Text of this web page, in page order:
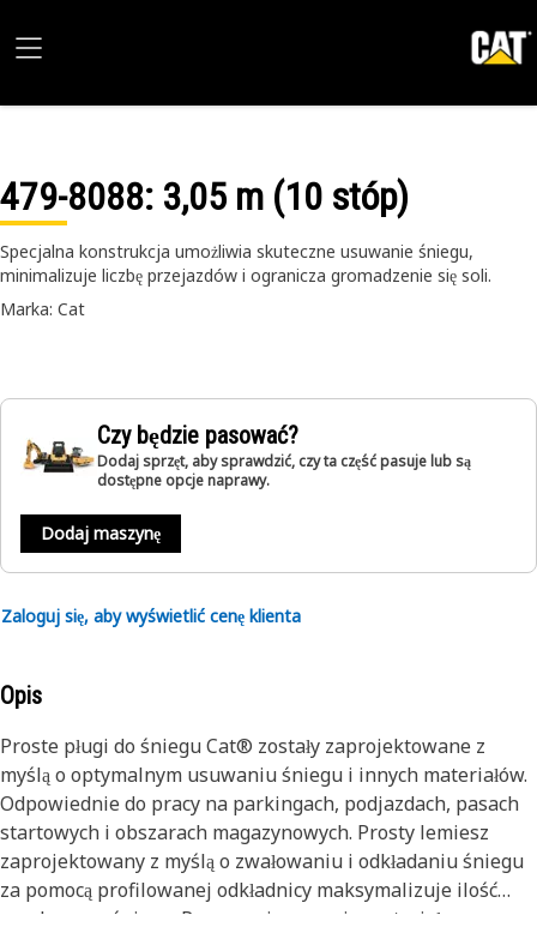
479-8088: 3,05 m (10 stóp)
Specjalna konstrukcja umożliwia skuteczne usuwanie śniegu,
minimalizuje liczbę przejazdów i ogranicza gromadzenie się soli.
Marka: Cat
Czy będzie pasować?
Dodaj sprzęt, aby sprawdzić, czy ta część pasuje lub są
dostępne opcje naprawy.
Dodaj maszynę
Zaloguj się, aby wyświetlić cenę klienta
Opis
Proste pługi do śniegu Cat® zostały zaprojektowane z
myślą o optymalnym usuwaniu śniegu i innych materiałów.
Odpowiednie do pracy na parkingach, podjazdach, pasach
startowych i obszarach magazynowych. Prosty lemiesz
zaprojektowany z myślą o zwałowaniu i odkładaniu śniegu
za pomocą profilowanej odkładnicy maksymalizuje ilość
spychanego śniegu. Po przemieszczeniu materiału